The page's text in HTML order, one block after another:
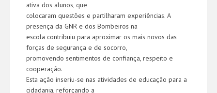
ativa dos alunos, que
colocaram questões e partilharam experiências. A
presença da GNR e dos Bombeiros na
escola contribuiu para aproximar os mais novos das
forças de segurança e de socorro,
promovendo sentimentos de confiança, respeito e
cooperação.
Esta ação inseriu-se nas atividades de educação para a
cidadania, reforçando a